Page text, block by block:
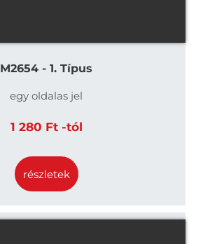
M2654 - 1. Típus
egy oldalas jel
1 280 Ft -tól
részletek